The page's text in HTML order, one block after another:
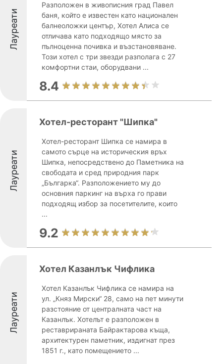
Лауреати
Разположен в живописния град Павел
баня, който е известен като национален
балнеоложки център, Хотел Алиса се
отличава като подходящо място за
пълноценна почивка и възстановяване.
Този хотел с три звезди разполага с 27
комфортни стаи, оборудвани ...
8.4
Лауреати
Хотел-ресторант "Шипка"
Хотел-ресторант Шипка се намира в
самото сърце на историческия връх
Шипка, непосредствено до Паметника на
свободата и сред природния парк
„Българка“. Разположението му до
основния паркинг на върха го прави
подходящ избор за посетителите, които
...
9.2
Лауреати
Хотел Казанлък Чифлика
Хотел Казанлък Чифлика се намира на
ул. „Княз Мирски“ 28, само на пет минути
разстояние от централната част на
Казанлък. Хотелът е разположен в
реставрираната Байрактарова къща,
архитектурен паметник, издигнат през
1851 г., като помещението ...